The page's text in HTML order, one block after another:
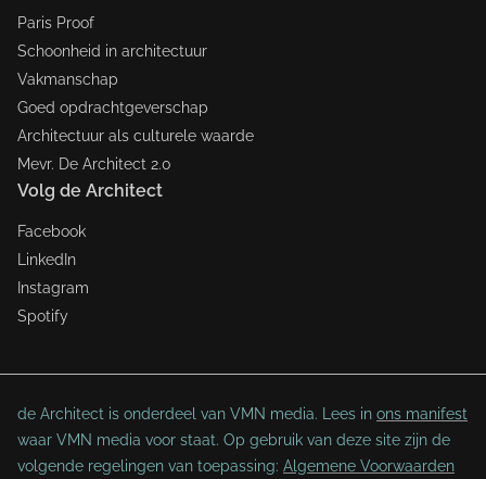
Paris Proof
Schoonheid in architectuur
Vakmanschap
Goed opdrachtgeverschap
Architectuur als culturele waarde
Mevr. De Architect 2.0
Volg de Architect
Facebook
LinkedIn
Instagram
Spotify
de Architect is onderdeel van VMN media. Lees in ons manifest
waar VMN media voor staat. Op gebruik van deze site zijn de
volgende regelingen van toepassing: Algemene Voorwaarden